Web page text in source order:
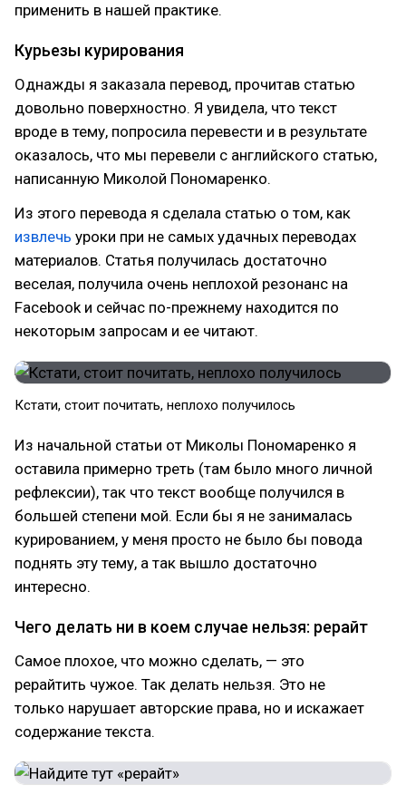
применить в нашей практике.
Курьезы курирования
Однажды я заказала перевод, прочитав статью
довольно поверхностно. Я увидела, что текст
вроде в тему, попросила перевести и в результате
оказалось, что мы перевели с английского статью,
написанную Миколой Пономаренко.
Из этого перевода я сделала статью о том, как
извлечь уроки при не самых удачных переводах
материалов. Статья получилась достаточно
веселая, получила очень неплохой резонанс на
Facebook и сейчас по-прежнему находится по
некоторым запросам и ее читают.
Кстати, стоит почитать, неплохо получилось
Из начальной статьи от Миколы Пономаренко я
оставила примерно треть (там было много личной
рефлексии), так что текст вообще получился в
большей степени мой. Если бы я не занималась
курированием, у меня просто не было бы повода
поднять эту тему, а так вышло достаточно
интересно.
Чего делать ни в коем случае нельзя: рерайт
Самое плохое, что можно сделать, — это
рерайтить чужое. Так делать нельзя. Это не
только нарушает авторские права, но и искажает
содержание текста.